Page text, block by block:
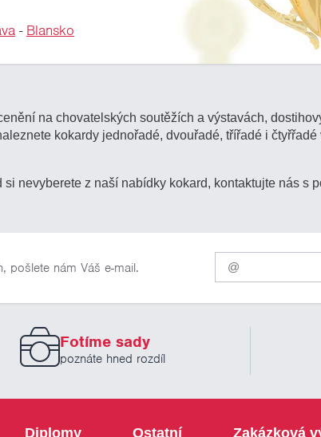
- Blansko
na chovatelských soutěžích a výstavách,
kokardy jednořadé, dvouřadé, třířadé i
nevyberete z naší nabídky kokard, kontaktujte nás s
pošlete nám Váš e-mail.
Pro
odběr
našich
novinek
Fotíme sady
poznáte hned rozdíl
Diplomy Ostatní Zakázková